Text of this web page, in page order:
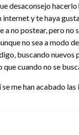
desaconsejo
internet y te haya
no postear, pero no
no sea a modo
buscando nuevos
cuando no se
me han acabado